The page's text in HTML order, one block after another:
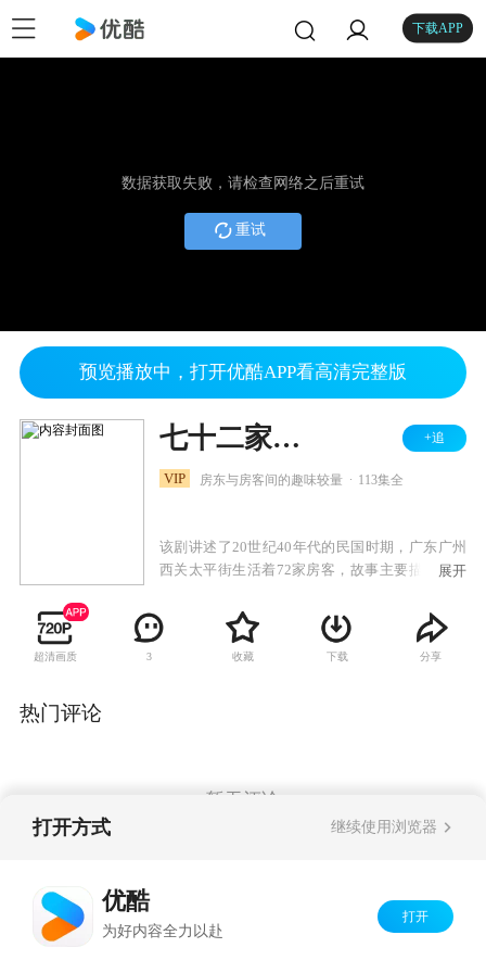
下载APP
数据获取失败，请检查网络之后重试
重试
预览播放中，打开优酷APP看高清完整版
七十二家房客 第三部 +追
VIP 房东与房客间的趣味较量 113集全
该剧讲述了20世纪40年代的民国时期，广东广州
西关太平街生活着72家房客，故事主要描述房东
展开
超清画质 3 收藏 下载 分享
热门评论
暂无评论
打开方式 继续使用浏览器
优酷
为好内容全力以赴
打开